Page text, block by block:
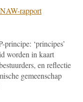
rapport
principe: ‘principes’
worden in kaart
en reflectie
gemeenschap